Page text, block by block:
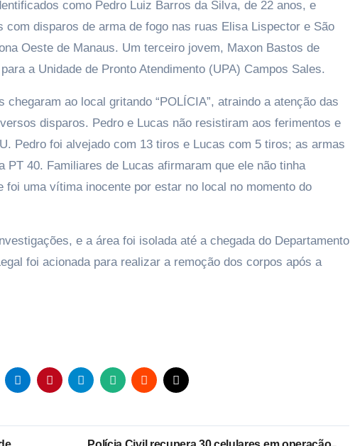
disparos de arma de fogo nas ruas Elisa Lispector e São
Oeste de Manaus. Um terceiro jovem, Maxon Bastos de
a Unidade de Pronto Atendimento (UPA) Campos Sales.
ao local gritando “POLÍCIA”, atraindo a atenção das
disparos. Pedro e Lucas não resistiram aos ferimentos e
Pedro foi alvejado com 13 tiros e Lucas com 5 tiros; as armas
40. Familiares de Lucas afirmaram que ele não tinha
uma vítima inocente por estar no local no momento do
e a área foi isolada até a chegada do Departamento
foi acionada para realizar a remoção dos corpos após a